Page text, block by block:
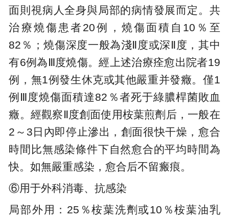
面則視病人全身與局部的病情發展而定。共
治療燒傷患者20例，燒傷面積自10％至
82％；燒傷深度一般為淺Ⅱ度或深Ⅱ度，其中
有6例為Ⅲ度燒傷。經上述治療痊愈出院者19
例，無1例發生休克或其他嚴重并發癥。僅1
例Ⅲ度燒傷面積達82％者死于綠膿桿菌敗血
癥。經觀察Ⅱ度創面使用桉葉煎劑后，一般在
2～3日內即停止滲出，創面很快干燥，愈合
時間比無感染條件下自然愈合的平均時間為
快。如無嚴重感染，愈合后不留瘢痕。
⑥用于外科消毒、抗感染
局部外用：25％桉葉洗劑或10％桉葉油乳